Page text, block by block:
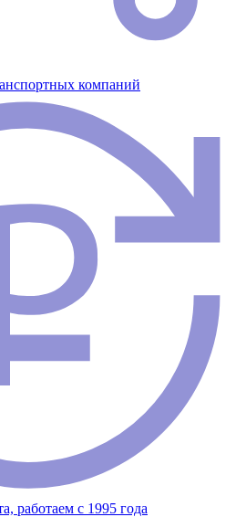
компаний
работаем с 1995 года